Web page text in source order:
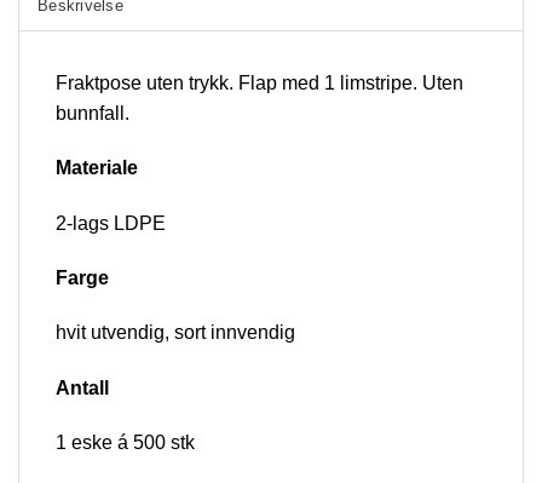
Beskrivelse
Fraktpose uten trykk. Flap med 1 limstripe. Uten
bunnfall.
Materiale
2-lags LDPE
Farge
hvit utvendig, sort innvendig
Antall
1 eske á 500 stk